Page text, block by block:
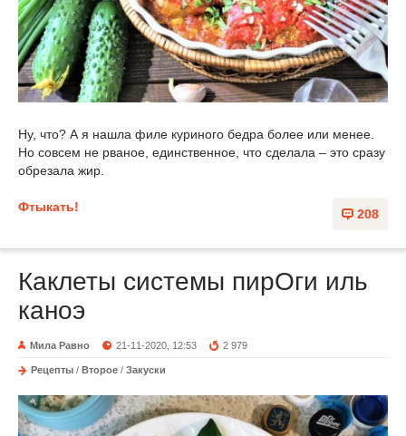
Ну, что? А я нашла филе куриного бедра более или менее.
Но совсем не рваное, единственное, что сделала – это сразу
обрезала жир.
208
Фтыкать!
Каклеты системы пирОги иль
каноэ
Мила Равно 21-11-2020, 12:53 2 979
Рецепты / Второе / Закуски